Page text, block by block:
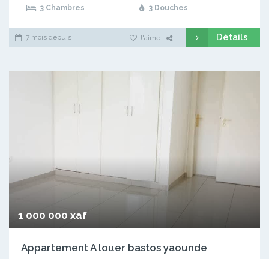
3 Chambres 3 Douches
7 mois depuis J'aime Détails
1 000 000 xaf
Appartement A louer bastos yaounde